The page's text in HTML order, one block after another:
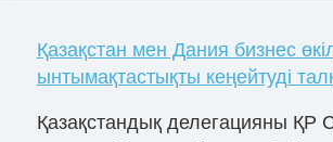
Қазақстан мен Дания бизнес
ынтымақтастықты кеңейтуді
Қазақстандық делегацияны ҚР